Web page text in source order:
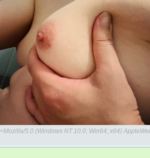
<Mozilla/5.0 (Windows NT 10.0; Win64; x64)